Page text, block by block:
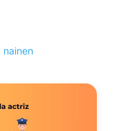
nainen